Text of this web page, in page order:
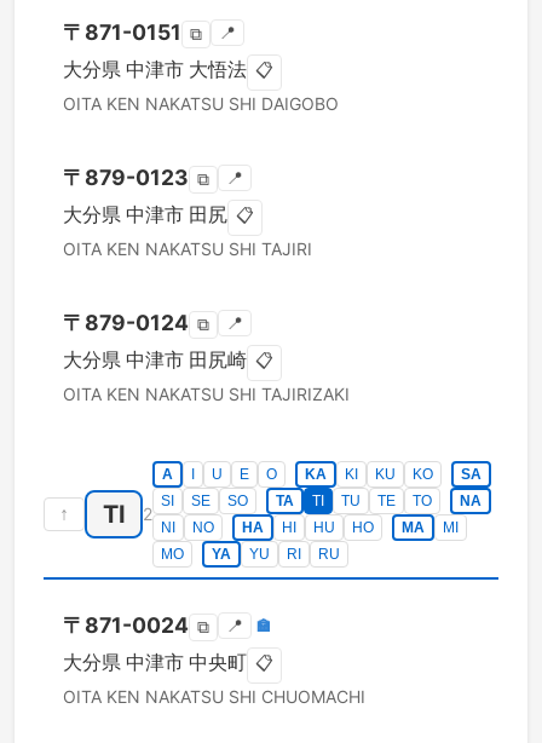
〒 871-0151 ⧉ 📍
大分県 中津市 大悟法 📋
OITA KEN NAKATSU SHI DAIGOBO
〒 879-0123 ⧉ 📍
大分県 中津市 田尻 📋
OITA KEN NAKATSU SHI TAJIRI
〒 879-0124 ⧉ 📍
大分県 中津市 田尻崎 📋
OITA KEN NAKATSU SHI TAJIRIZAKI
↑ TI 2
A U E O KA KI KU KO
SA
SI
SE SO TA TI TU TE TO
NA
NI
NO HA HI HU HO MA
MI
MO
YA YU RI RU
〒 871-0024 ⧉ 📍 🏣
大分県 中津市 中央町 📋
OITA KEN NAKATSU SHI CHUOMACHI